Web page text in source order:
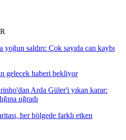
yoğun saldırı: Çok sayıda can kaybı
gelecek haberi bekliyor
Arda Güler'i yıkan karar:
uğradı
her bölgede farklı etken